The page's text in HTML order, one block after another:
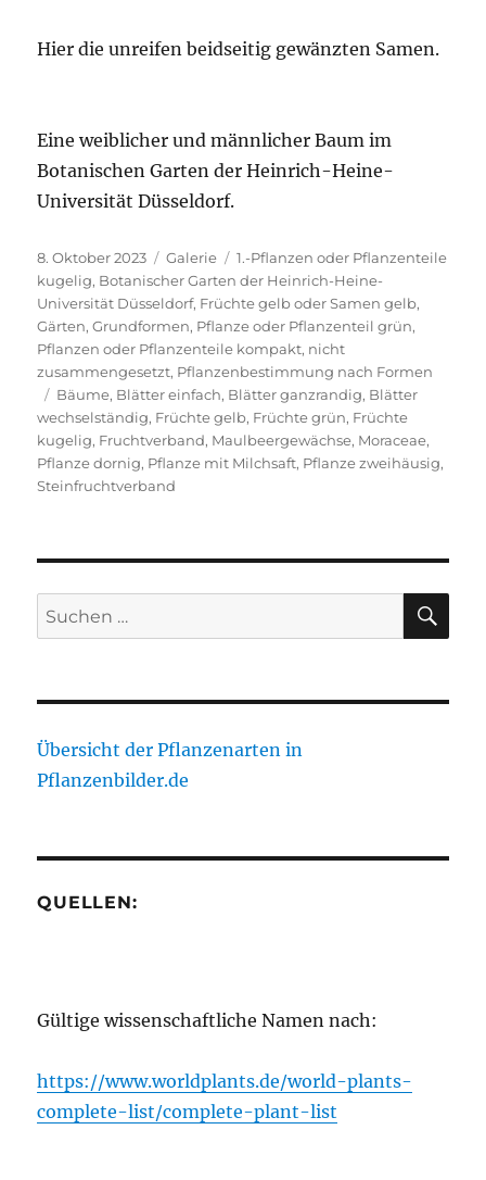
Hier die unreifen beidseitig gewänzten Samen.
Eine weiblicher und männlicher Baum im
Botanischen Garten der Heinrich-Heine-
Universität Düsseldorf.
Veröffentlicht
am
8. Oktober 2023 Format
Galerie Kategorien
1.-Pflanzen oder Pflanzenteile
kugelig, Botanischer Garten der Heinrich-Heine-
Universität Düsseldorf, Früchte gelb oder Samen gelb,
Gärten,Grundformen, Pflanze oder Pflanzenteil grün,
Pflanzen oder Pflanzenteile kompakt, nicht
zusammengesetzt, Pflanzenbestimmung nach Formen
Schlagwörter
Bäume, Blätter einfach, Blätter ganzrandig, Blätter
wechselständig, Früchte gelb, Früchte grün, Früchte
kugelig, Fruchtverband, Maulbeergewächse, Moraceae,
Pflanze dornig, Pflanze mit Milchsaft, Pflanze zweihäusig,
Steinfruchtverband
Suche
nach:
Übersicht der Pflanzenarten in
Pflanzenbilder.de
QUELLEN:
Gültige wissenschaftliche Namen nach:
https://www.worldplants.de/world-plants-
complete-list/complete-plant-list